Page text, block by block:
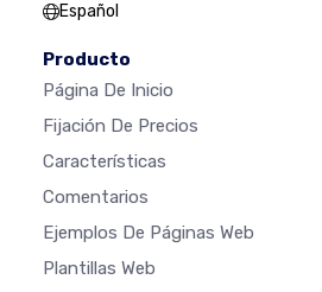
Español
Producto
Página De Inicio
Fijación De Precios
Características
Comentarios
Ejemplos De Páginas Web
Plantillas Web